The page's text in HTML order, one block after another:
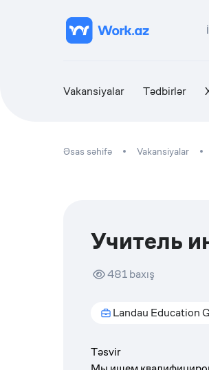
Vakansiyalar Tədbirlər
Əsas səhifə Vakansiyalar
Учитель
481baxış
Landau Education
Təsvir